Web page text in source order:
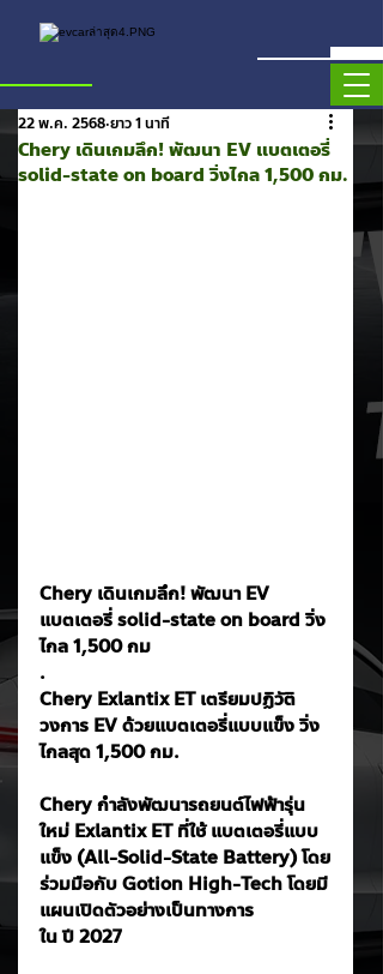
Chery เดินเกมลึก! พัฒนา EV แบตเตอรี่
solid-state on board วิ่งไกล 1,500 กม.
22 พ.ค. 2568 ยาว 1 นาที
Chery เดินเกมลึก! พัฒนา EV
แบตเตอรี่ solid-state on board วิ่ง
ไกล 1,500 กม
.
Chery Exlantix ET เตรียมปฏิวัติ
วงการ EV ด้วยแบตเตอรี่แบบแข็ง วิ่ง
ไกลสุด 1,500 กม.
Chery กำลังพัฒนารถยนต์ไฟฟ้ารุ่น
ใหม่ Exlantix ET ที่ใช้ แบตเตอรี่แบบ
แข็ง (All-Solid-State Battery) โดย
ร่วมมือกับ Gotion High-Tech โดยมี
แผนเปิดตัวอย่างเป็นทางการ
ใน ปี 2027